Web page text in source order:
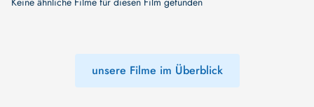
unsere Filme im Überblick